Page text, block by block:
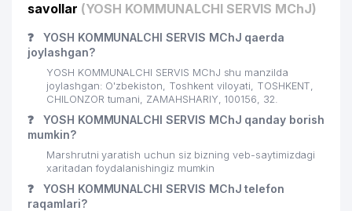
savollar (YOSH KOMMUNALCHI SERVIS MChJ)
❓
YOSH KOMMUNALCHI SERVIS MChJ qaerda
joylashgan?
YOSH KOMMUNALCHI SERVIS MChJ shu manzilda
joylashgan: O'zbekiston, Toshkent viloyati, TOSHKENT,
CHILONZOR tumani, ZAMAHSHARIY, 100156, 32.
❓
YOSH KOMMUNALCHI SERVIS MChJ qanday borish
mumkin?
Marshrutni yaratish uchun siz bizning veb-saytimizdagi
xaritadan foydalanishingiz mumkin
❓
YOSH KOMMUNALCHI SERVIS MChJ telefon
raqamlari?